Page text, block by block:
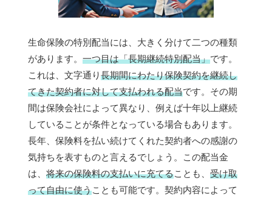
生命保険の特別配当には、大きく分けて二つの種類
があります。 一つ目は「長期継続特別配当」です。
これは、文字通り長期間にわたり保険契約を継続し
てきた契約者に対して支払われる配当です。その期
間は保険会社によって異なり、例えば十年以上継続
していることが条件となっている場合もあります。
長年、保険料を払い続けてくれた契約者への感謝の
気持ちを表すものと言えるでしょう。この配当金
は、 将来の保険料の支払いに充てることも、 受け取
って自由に使うことも可能です。契約内容によって